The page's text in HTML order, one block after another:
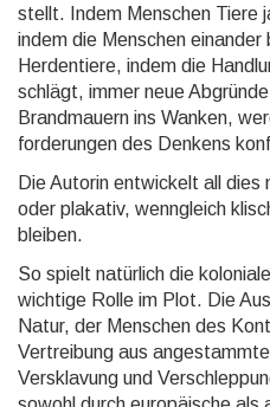
stellt. Indem Menschen Tiere
indem die Menschen
Herden­tiere, indem die
schlägt, immer neue
Brand­mauern ins Wanken,
forde­rungen des Denkens
Die Autorin ent­wickelt all dies
oder plakativ, wenn­gleich
bleiben.
So spielt natürlich die
wichtige Rolle im Plot. Die
Natur, der Menschen des
Vertrei­bung aus
Ver­skla­vung und